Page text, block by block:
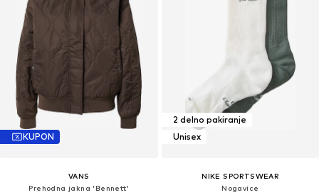
KUPON
VANS
Prehodna jakna 'Bennett'
2 delno pakiranje
Unisex
NIKE SPORTSWEAR
Nogavice